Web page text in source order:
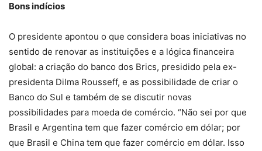
Bons indícios
O presidente apontou o que considera boas iniciativas no
sentido de renovar as instituições e a lógica financeira
global: a criação do banco dos Brics, presidido pela ex-
presidenta Dilma Rousseff, e as possibilidade de criar o
Banco do Sul e também de se discutir novas
possibilidades para moeda de comércio. “Não sei por que
Brasil e Argentina tem que fazer comércio em dólar; por
que Brasil e China tem que fazer comércio em dólar. Isso